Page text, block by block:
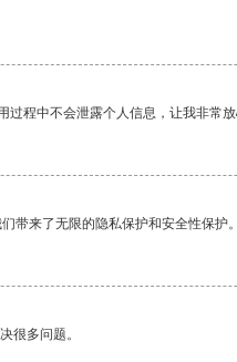
过程中不会泄露个人信息，让我非常
带来了无限的隐私保护和安全性保护
很多问题。